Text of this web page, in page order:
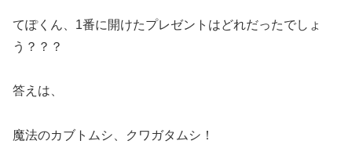
てぽくん、1番に開けたプレゼントはどれだったでしょ
う？？？
答えは、
魔法のカブトムシ、クワガタムシ！